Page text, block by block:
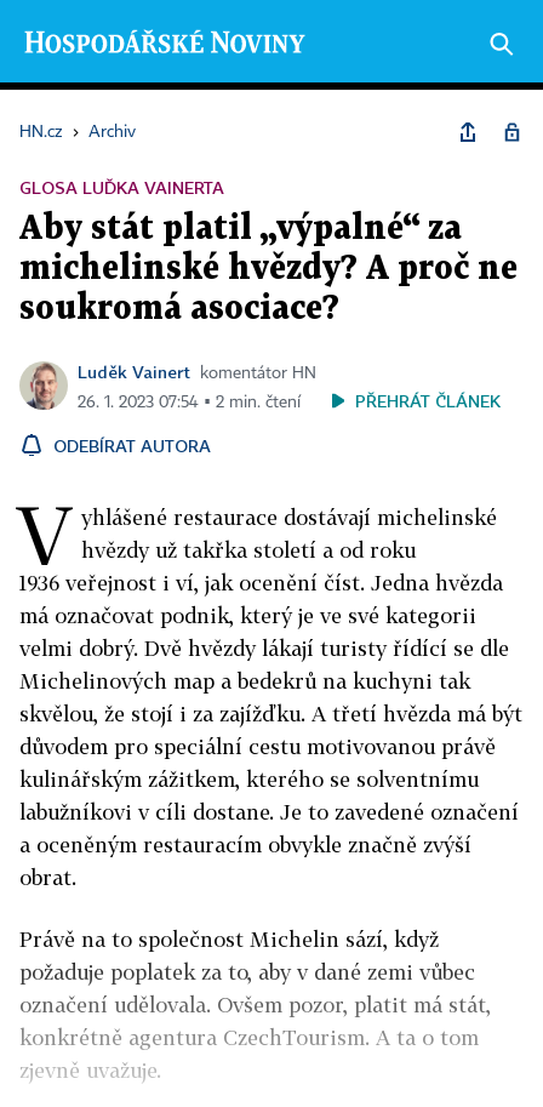
HN.cz › Archiv
GLOSA LUĎKA VAINERTA
Aby stát platil „výpalné“ za
michelinské hvězdy? A proč ne
soukromá asociace?
Luděk Vainert
komentátor HN
26. 1. 2023 07:54 ▪ 2 min. čtení
PŘEHRÁT ČLÁNEK
ODEBÍRAT AUTORA
V yhlášené restaurace dostávají michelinské
hvězdy už takřka století a od roku
1936 veřejnost i ví, jak ocenění číst. Jedna hvězda
má označovat podnik, který je ve své kategorii
velmi dobrý. Dvě hvězdy lákají turisty řídící se dle
Michelinových map a bedekrů na kuchyni tak
skvělou, že stojí i za zajížďku. A třetí hvězda má být
důvodem pro speciální cestu motivovanou právě
kulinářským zážitkem, kterého se solventnímu
labužníkovi v cíli dostane. Je to zavedené označení
a oceněným restauracím obvykle značně zvýší
obrat.
Právě na to společnost Michelin sází, když
požaduje poplatek za to, aby v dané zemi vůbec
označení udělovala. Ovšem pozor, platit má stát,
konkrétně agentura CzechTourism. A ta o tom
zjevně uvažuje.